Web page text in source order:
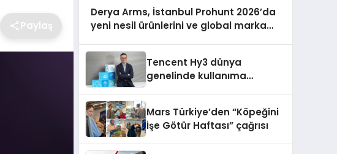
Paylaş
Derya Arms, İstanbul Prohunt 2026’da
yeni nesil ürünlerini ve global marka
Tencent Hy3 dünya
genelinde kullanıma
Mars Türkiye’den “Köpeğini
İşe Götür Haftası” çağrısı